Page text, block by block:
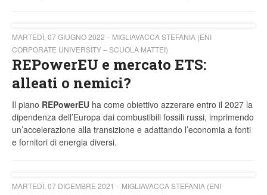
MARTEDÌ, 07 GIUGNO 2022
MIGLIAVACCA STEFANIA (ENI
CORPORATE UNIVERSITY – SCUOLA MATTEI)
REPowerEU e mercato ETS:
alleati o nemici?
Il piano REPowerEU ha come obiettivo azzerare entro il 2027 la
dipendenza dell’Europa dai combustibili fossili russi, imprimendo
un’accelerazione alla transizione e adattando l’economia a fonti
e fornitori di energia diversi.
MARTEDÌ, 07 DICEMBRE 2021
MIGLIAVACCA STEFANIA (ENI